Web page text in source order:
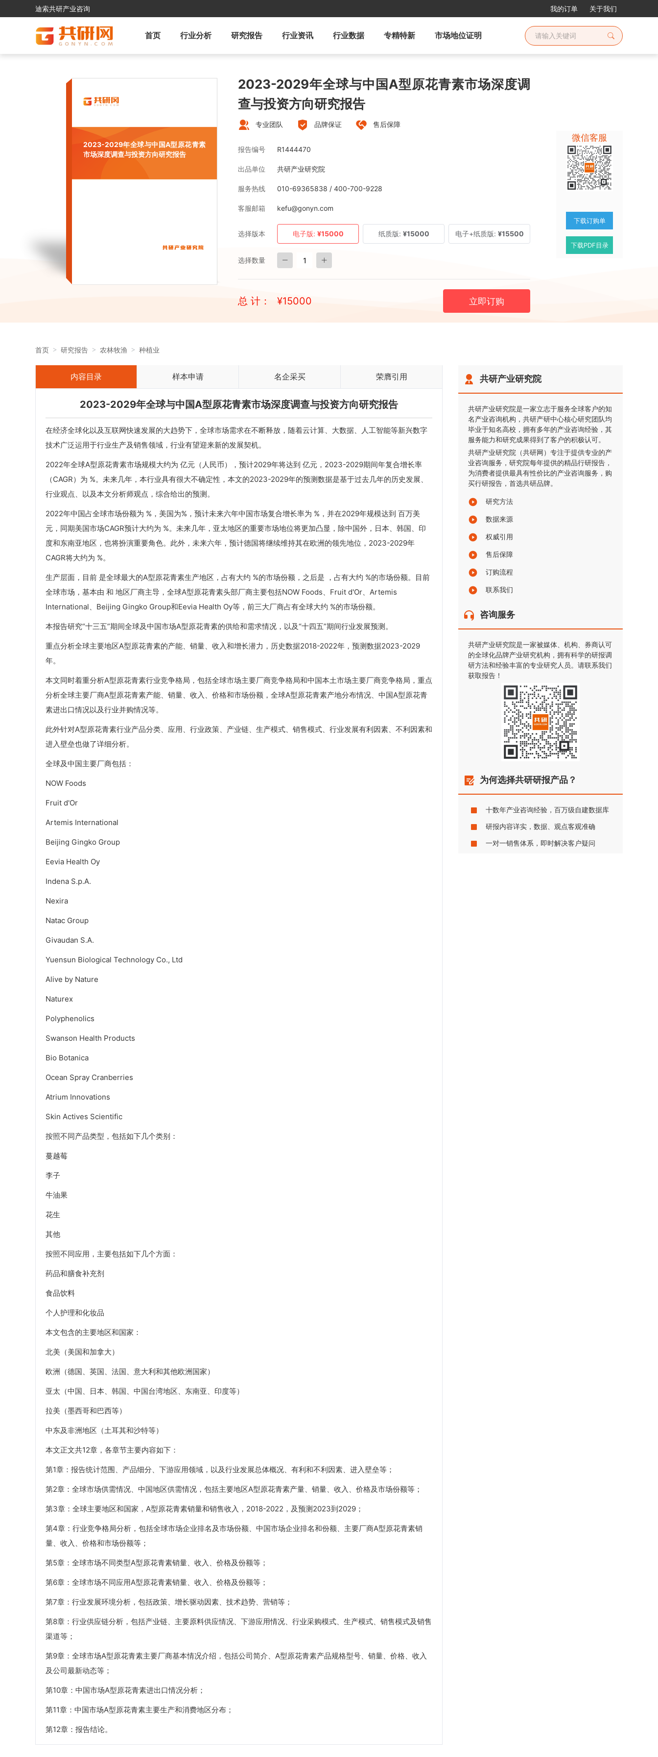
迪索共研产业咨询 我的订单 关于我们
首页 行业分析 研究报告 行业资讯 行业数据 专精特新 市场地位证明
2023-2029年全球与中国A型原花青素
市场深度调查与投资方向研究报告
2023-2029年全球与中国A型原花青素市场深度调
查与投资方向研究报告
专业团队 品牌保证 售后保障
报告编号 R1444470
出品单位 共研产业研究院
服务热线 010-69365838 / 400-700-9228
客服邮箱 kefu@gonyn.com
选择版本 电子版: ¥15000 纸质版: ¥15000 电子+纸质版: ¥15500
选择数量
总 计： ¥15000 立即订购
微信客服
下载订购单
下载PDF目录
首页 研究报告 农林牧渔 种植业
内容目录 样本申请 名企采买 荣膺引用
2023-2029年全球与中国A型原花青素市场深度调查与投资方向研究报告
在经济全球化以及互联网快速发展的大趋势下，全球市场需求在不断释放，随着云计算、大数据、人工智能等新兴数字
技术广泛运用于行业生产及销售领域，行业有望迎来新的发展契机。
2022年全球A型原花青素市场规模大约为 亿元（人民币），预计2029年将达到 亿元，2023-2029期间年复合增长率
（CAGR）为 %。未来几年，本行业具有很大不确定性，本文的2023-2029年的预测数据是基于过去几年的历史发展、
行业观点、以及本文分析师观点，综合给出的预测。
2022年中国占全球市场份额为 %，美国为%，预计未来六年中国市场复合增长率为 %，并在2029年规模达到 百万美
元，同期美国市场CAGR预计大约为 %。未来几年，亚太地区的重要市场地位将更加凸显，除中国外，日本、韩国、印
度和东南亚地区，也将扮演重要角色。此外，未来六年，预计德国将继续维持其在欧洲的领先地位，2023-2029年
CAGR将大约为 %。
生产层面，目前 是全球最大的A型原花青素生产地区，占有大约 %的市场份额，之后是 ，占有大约 %的市场份额。目前
全球市场，基本由 和 地区厂商主导，全球A型原花青素头部厂商主要包括NOW Foods、Fruit d'Or、Artemis
International、Beijing Gingko Group和Eevia Health Oy等，前三大厂商占有全球大约 %的市场份额。
本报告研究“十三五”期间全球及中国市场A型原花青素的供给和需求情况，以及“十四五”期间行业发展预测。
重点分析全球主要地区A型原花青素的产能、销量、收入和增长潜力，历史数据2018-2022年，预测数据2023-2029
年。
本文同时着重分析A型原花青素行业竞争格局，包括全球市场主要厂商竞争格局和中国本土市场主要厂商竞争格局，重点
分析全球主要厂商A型原花青素产能、销量、收入、价格和市场份额，全球A型原花青素产地分布情况、中国A型原花青
素进出口情况以及行业并购情况等。
此外针对A型原花青素行业产品分类、应用、行业政策、产业链、生产模式、销售模式、行业发展有利因素、不利因素和
进入壁垒也做了详细分析。
全球及中国主要厂商包括：
NOW Foods
Fruit d'Or
Artemis International
Beijing Gingko Group
Eevia Health Oy
Indena S.p.A.
Nexira
Natac Group
Givaudan S.A.
Yuensun Biological Technology Co., Ltd
Alive by Nature
Naturex
Polyphenolics
Swanson Health Products
Bio Botanica
Ocean Spray Cranberries
Atrium Innovations
Skin Actives Scientific
按照不同产品类型，包括如下几个类别：
蔓越莓
李子
牛油果
花生
其他
按照不同应用，主要包括如下几个方面：
药品和膳食补充剂
食品饮料
个人护理和化妆品
本文包含的主要地区和国家：
北美（美国和加拿大）
欧洲（德国、英国、法国、意大利和其他欧洲国家）
亚太（中国、日本、韩国、中国台湾地区、东南亚、印度等）
拉美（墨西哥和巴西等）
中东及非洲地区（土耳其和沙特等）
本文正文共12章，各章节主要内容如下：
第1章：报告统计范围、产品细分、下游应用领域，以及行业发展总体概况、有利和不利因素、进入壁垒等；
第2章：全球市场供需情况、中国地区供需情况，包括主要地区A型原花青素产量、销量、收入、价格及市场份额等；
第3章：全球主要地区和国家，A型原花青素销量和销售收入，2018-2022，及预测2023到2029；
第4章：行业竞争格局分析，包括全球市场企业排名及市场份额、中国市场企业排名和份额、主要厂商A型原花青素销
量、收入、价格和市场份额等；
第5章：全球市场不同类型A型原花青素销量、收入、价格及份额等；
第6章：全球市场不同应用A型原花青素销量、收入、价格及份额等；
第7章：行业发展环境分析，包括政策、增长驱动因素、技术趋势、营销等；
第8章：行业供应链分析，包括产业链、主要原料供应情况、下游应用情况、行业采购模式、生产模式、销售模式及销售
渠道等；
第9章：全球市场A型原花青素主要厂商基本情况介绍，包括公司简介、A型原花青素产品规格型号、销量、价格、收入
及公司最新动态等；
第10章：中国市场A型原花青素进出口情况分析；
第11章：中国市场A型原花青素主要生产和消费地区分布；
第12章：报告结论。
共研产业研究院
共研产业研究院是一家立志于服务全球客户的知
名产业咨询机构，共研产研中心核心研究团队均
毕业于知名高校，拥有多年的产业咨询经验，其
服务能力和研究成果得到了客户的积极认可。
共研产业研究院（共研网）专注于提供专业的产
业咨询服务，研究院每年提供的精品行研报告，
为消费者提供最具有性价比的产业咨询服务，购
买行研报告，首选共研品牌。
研究方法
数据来源
权威引用
售后保障
订购流程
联系我们
咨询服务
共研产业研究院是一家被媒体、机构、券商认可
的全球化品牌产业研究机构，拥有科学的研报调
研方法和经验丰富的专业研究人员。请联系我们
获取报告！
为何选择共研研报产品？
十数年产业咨询经验，百万级自建数据库
研报内容详实，数据、观点客观准确
一对一销售体系，即时解决客户疑问